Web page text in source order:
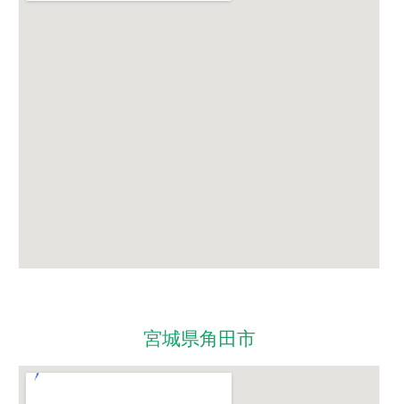
宮城県角田市